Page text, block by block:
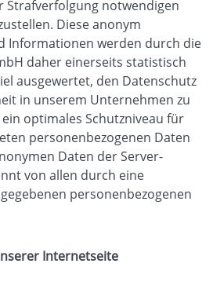
Strafverfolgung notwendigen
Diese anonym
Informationen werden durch die
daher einerseits statistisch
ausgewertet, den Datenschutz
in unserem Unternehmen zu
optimales Schutzniveau für
personenbezogenen Daten
Daten der Server-
von allen durch eine
personenbezogenen
Internetseite